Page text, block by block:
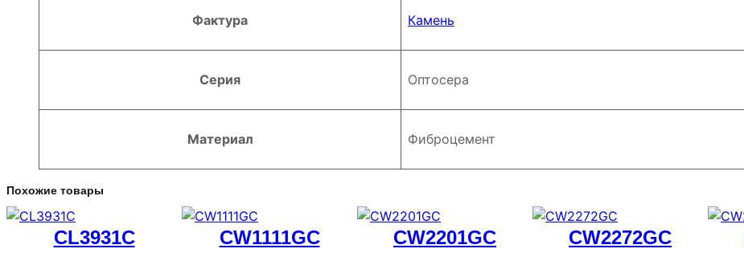
Фактура Камень
Серия Оптосера
Материал Фиброцемент
Похожие товары
CL3931C CW1111GC CW2201GC CW2272GC